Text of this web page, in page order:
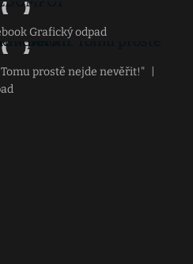
Grafický odpad
prostě nejde nevěřit!"